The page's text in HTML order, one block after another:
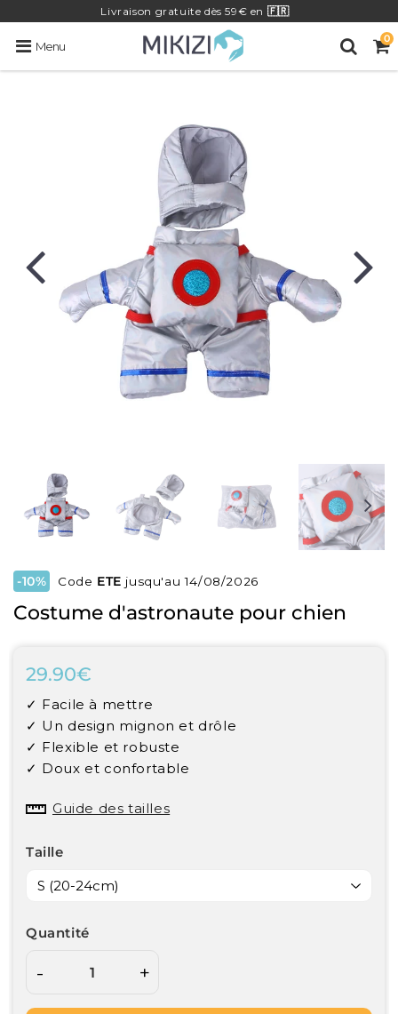
Livraison gratuite dès 59€ en 🇫🇷
Menu
0
-10% Code ETE jusqu'au 14/08/2026
Costume d'astronaute pour chien
29.90€
Unit
price
✓ Facile à mettre
✓ Un design mignon et drôle
✓ Flexible et robuste
✓ Doux et confortable
Guide des tailles
Taille
Quantité
- +